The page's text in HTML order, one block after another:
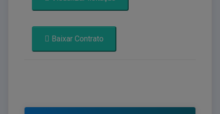
Baixar Contrato